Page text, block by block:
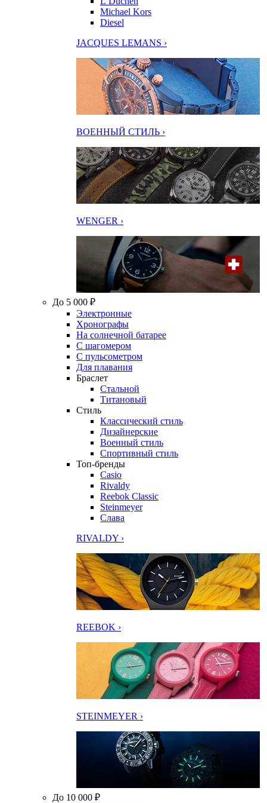
Michael Kors
Diesel
JACQUES LEMANS ›
ВОЕННЫЙ СТИЛЬ ›
WENGER ›
До 5 000 ₽
Электронные
Хронографы
На солнечной батарее
С шагомером
С пульсометром
Для плавания
Браслет
Стальной
Титановый
Стиль
Классический стиль
Дизайнерские
Военный стиль
Спортивный стиль
Топ-бренды
Casio
Rivaldy
Reebok Classic
Steinmeyer
Слава
RIVALDY ›
REEBOK ›
STEINMEYER ›
До 10 000 ₽